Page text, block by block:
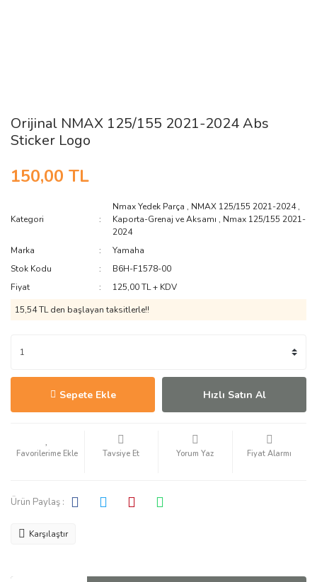
Orijinal NMAX 125/155 2021-2024 Abs
Sticker Logo
150,00 TL
Kategori
Nmax Yedek Parça , NMAX 125/155 2021-2024,
Kaporta-Grenaj ve Aksamı , Nmax 125/155 2021-
2024
Marka
Yamaha
Stok Kodu
B6H-F1578-00
Fiyat
125,00 TL + KDV
15,54 TL den başlayan taksitlerle!!
Sepete Ekle Hızlı Satın Al
Tavsiye Et Yorum Yaz Fiyat Alarmı
Ürün Paylaş :
Karşılaştır